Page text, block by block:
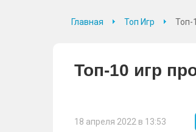
Главная Топ Игр Топ-
Топ-10 игр
18 апреля 2022 в 13:53